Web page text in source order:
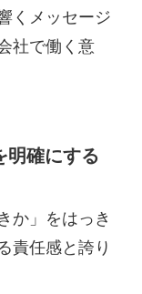
くメッセージ
社で働く意
明確にする
か」をはっき
責任感と誇り